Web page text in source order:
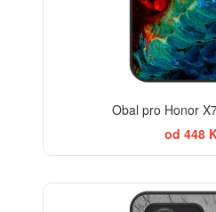
Obal pro Honor
od 448